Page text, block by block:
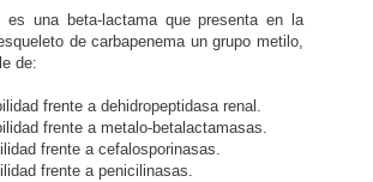
es una beta-lactama que presenta en la
de carbapenema un grupo metilo,
de:
frente a dehidropeptidasa renal.
frente a metalo-betalactamasas.
frente a cefalosporinasas.
frente a penicilinasas.